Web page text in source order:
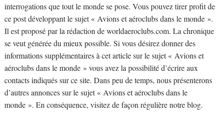
interrogations que tout le monde se pose. Vous pouvez tirer profit de
ce post développant le sujet « Avions et aéroclubs dans le monde ».
Il est proposé par la rédaction de worldaeroclubs.com. La chronique
se veut générée du mieux possible. Si vous désirez donner des
informations supplémentaires à cet article sur le sujet « Avions et
aéroclubs dans le monde » vous avez la possibilité d’écrire aux
contacts indiqués sur ce site. Dans peu de temps, nous présenterons
d’autres annonces sur le sujet « Avions et aéroclubs dans le
monde ». En conséquence, visitez de façon régulière notre blog.